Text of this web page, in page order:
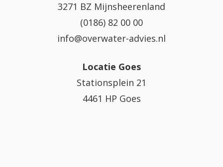
3271 BZ Mijnsheerenland
(0186) 82 00 00
info@overwater-advies.nl
Locatie Goes
Stationsplein 21
4461 HP Goes